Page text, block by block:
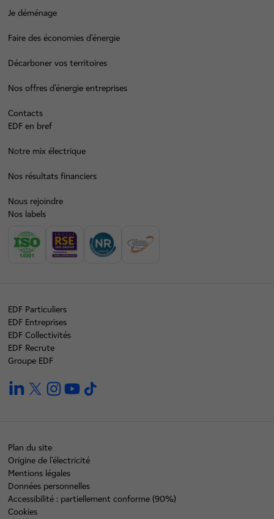
Je déménage
Faire des économies d’énergie
Décarboner vos territoires
Nos offres d’énergie entreprises
Contacts
EDF en bref
Notre mix électrique
Nos résultats financiers
Nous rejoindre
Nos labels
EDF Particuliers
EDF Entreprises
EDF Collectivités
EDF Recrute
Groupe EDF
linkedintwitterinstagramyoutube
Plan du site
Origine de l'électricité
Mentions légales
Données personnelles
Accessibilité : partiellement conforme (90%)
Cookies